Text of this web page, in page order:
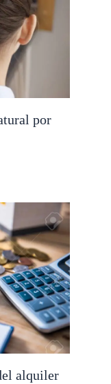
por
alquiler